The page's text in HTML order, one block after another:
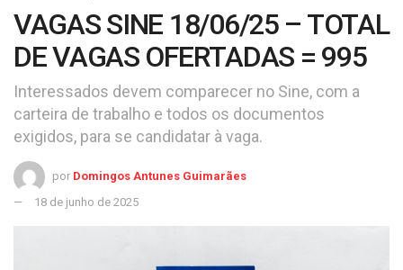
VAGAS SINE 18/06/25 – TOTAL
DE VAGAS OFERTADAS = 995
Interessados devem comparecer no Sine, com a
carteira de trabalho e todos os documentos
exigidos, para se candidatar à vaga.
por Domingos Antunes Guimarães
18 de junho de 2025